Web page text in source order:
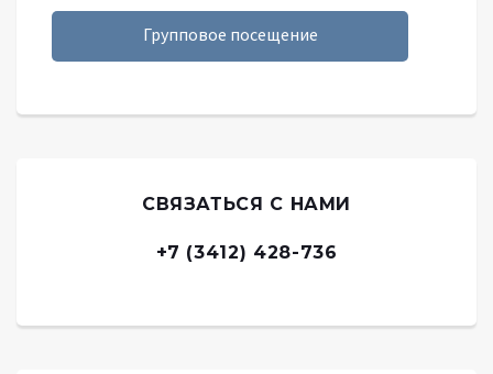
Групповое посещение
СВЯЗАТЬСЯ С НАМИ
+7 (3412) 428-736